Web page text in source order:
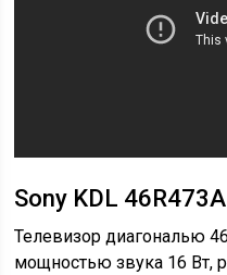
Sony KDL
Телевизор диагональю
мощностью звука 16 Вт,